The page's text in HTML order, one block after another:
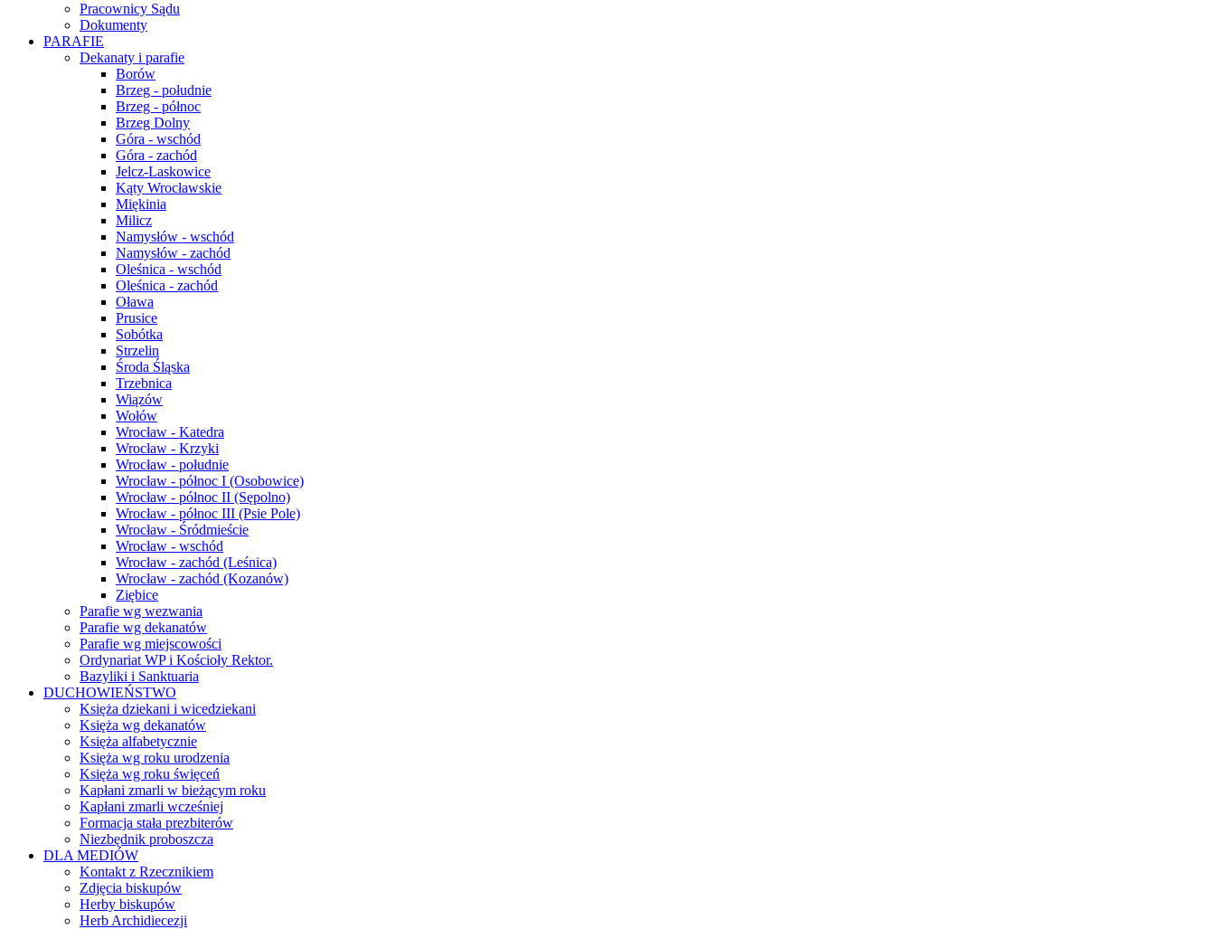
Pracownicy Sądu
Dokumenty
PARAFIE
Dekanaty i parafie
Borów
Brzeg - południe
Brzeg - północ
Brzeg Dolny
Góra - wschód
Góra - zachód
Jelcz-Laskowice
Kąty Wrocławskie
Miękinia
Milicz
Namysłów - wschód
Namysłów - zachód
Oleśnica - wschód
Oleśnica - zachód
Oława
Prusice
Sobótka
Strzelin
Środa Śląska
Trzebnica
Wiązów
Wołów
Wrocław - Katedra
Wrocław - Krzyki
Wrocław - południe
Wrocław - północ I (Osobowice)
Wrocław - północ II (Sępolno)
Wrocław - północ III (Psie Pole)
Wrocław - Śródmieście
Wrocław - wschód
Wrocław - zachód (Leśnica)
Wrocław - zachód (Kozanów)
Ziębice
Parafie wg wezwania
Parafie wg dekanatów
Parafie wg miejscowości
Ordynariat WP i Kościoły Rektor.
Bazyliki i Sanktuaria
DUCHOWIEŃSTWO
Księża dziekani i wicedziekani
Księża wg dekanatów
Księża alfabetycznie
Księża wg roku urodzenia
Księża wg roku święceń
Kapłani zmarli w bieżącym roku
Kapłani zmarli wcześniej
Formacja stała prezbiterów
Niezbędnik proboszcza
DLA MEDIÓW
Kontakt z Rzecznikiem
Zdjęcia biskupów
Herby biskupów
Herb Archidiecezji